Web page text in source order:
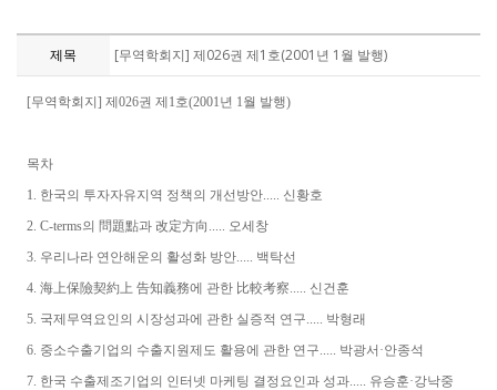
제목 [무역학회지] 제026권 제1호(2001년 1월 발행)
[무역학회지] 제026권 제1호(2001년 1월 발행)
목차
1. 한국의 투자자유지역 정책의 개선방안..... 신황호
2. C-terms의 問題點과 改定方向..... 오세창
3. 우리나라 연안해운의 활성화 방안..... 백탁선
4. 海上保險契約上 告知義務에 관한 比較考察..... 신건훈
5. 국제무역요인의 시장성과에 관한 실증적 연구..... 박형래
6. 중소수출기업의 수출지원제도 활용에 관한 연구..... 박광서·안종석
7. 한국 수출제조기업의 인터넷 마케팅 결정요인과 성과..... 유승훈·강낙중